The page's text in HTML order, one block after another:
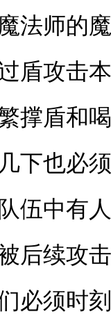
法师的
盾攻击
撑盾和
下也必
伍中有
后续攻
必须时